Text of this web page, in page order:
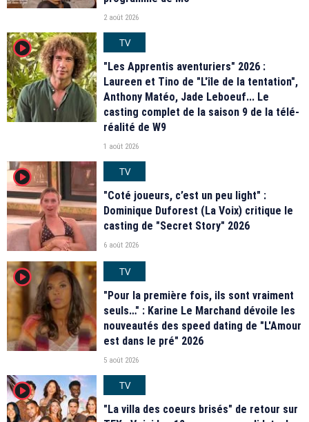
2 août 2026
player2
TV
"Les Apprentis aventuriers" 2026 :
Laureen et Tino de "L'île de la tentation",
Anthony Matéo, Jade Leboeuf... Le
casting complet de la saison 9 de la télé-
réalité de W9
1 août 2026
player2
TV
"Coté joueurs, c’est un peu light" :
Dominique Duforest (La Voix) critique le
casting de "Secret Story" 2026
6 août 2026
player2
TV
"Pour la première fois, ils sont vraiment
seuls…" : Karine Le Marchand dévoile les
nouveautés des speed dating de "L'Amour
est dans le pré" 2026
5 août 2026
player2
TV
"La villa des coeurs brisés" de retour sur